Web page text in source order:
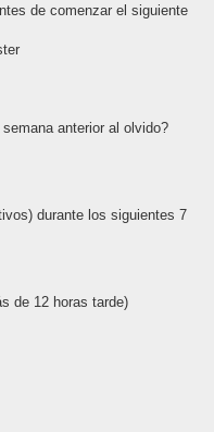
de comenzar el siguiente
anterior al olvido?
durante los siguientes 7
de 12 horas tarde)